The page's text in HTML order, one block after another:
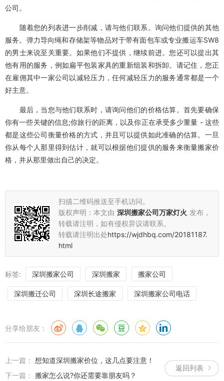
公司。
随着您的列表进一步削减，请与他们联系。询问他们提供的其他
服务。弹力导向绳和存储架等物品对于带有面包车或专业搬运车SW8
的男士来说至关重要。如果他们不提供，继续前进。您还可以提出其
他有用的服务，例如扁平包装家具的重新组装和拆卸。请记住，您正
在雇佣其中一家公司以减轻压力，任何减轻压力的服务通常都是一个
好主意。
最后，当您与他们联系时，请询问他们的价格估算。首先要确保
你有一些关键的信息;你旅行的距离，以及你正在承受多少重量 - 这些
都是这些公司衡量价格的方式，并且可以提供如此准确的估算。一旦
你从每个人那里得到估计，就可以根据他们提供的服务来衡量搬家价
格，并从那里做出自己的决定。
扫描二维码推送至手机访问。
版权声明：本文由 深圳搬家公司万家灯火 发布，
转载请注明，如有侵权异议请联系。
转载请注明出处https://wjdhbq.com/20181187.
html
标签: 深圳搬家公司 深圳搬家 搬家公司
深圳搬迁公司 深圳长途搬家 深圳搬家公司电话
分享给朋友：
返回列表
上一篇： 想知道深圳搬家价位，这几点要注意！
下一篇： 搬家怎么说?你还需要靠朋友吗？